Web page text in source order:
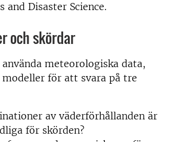
and Disaster Science.
och skördar
meteorologiska data,
modeller för att svara på tre
av väderförhållanden är
för skörden?